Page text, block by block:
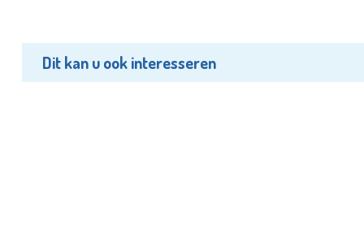
Dit kan u ook interesseren